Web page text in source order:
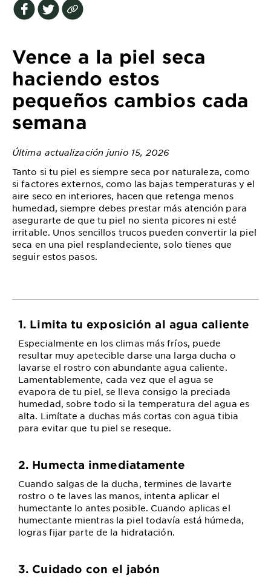
EXPLORE
Garnier
Key
Ingredients
Greener
Beauty
Garnier
Offers
Cruelty
Free
Vence a la piel seca
haciendo estos
pequeños cambios cada
semana
Última actualización junio 15, 2026
Tanto si tu piel es siempre seca por naturaleza, como
si factores externos, como las bajas temperaturas y el
aire seco en interiores, hacen que retenga menos
humedad, siempre debes prestar más atención para
asegurarte de que tu piel no sienta picores ni esté
irritable. Unos sencillos trucos pueden convertir la piel
seca en una piel resplandeciente, solo tienes que
seguir estos pasos.
1. Limita tu exposición al agua caliente
Especialmente en los climas más fríos, puede
resultar muy apetecible darse una larga ducha o
lavarse el rostro con abundante agua caliente.
Lamentablemente, cada vez que el agua se
evapora de tu piel, se lleva consigo la preciada
humedad, sobre todo si la temperatura del agua es
alta. Limítate a duchas más cortas con agua tibia
para evitar que tu piel se reseque.
2. Humecta inmediatamente
Cuando salgas de la ducha, termines de lavarte
rostro o te laves las manos, intenta aplicar el
humectante lo antes posible. Cuando aplicas el
humectante mientras la piel todavía está húmeda,
logras fijar parte de la hidratación.
3. Cuidado con el jabón